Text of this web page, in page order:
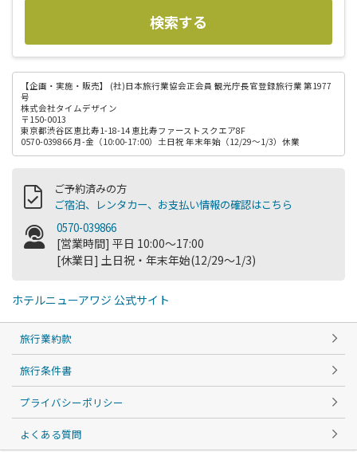
検索する
【企画・実施・販売】
(社)日本旅行業協会正会員 観光庁長官登録旅行業 第1977
号
株式会社タイムデザイン
〒150-0013
東京都渋谷区恵比寿1-18-14 恵比寿ファーストスクエア8F
0570-039866 月-金（10:00-17:00）土日祝 年末年始（12/29～1/3）休業
ご予約済みの方
ご宿泊、レンタカー、お支払い情報の確認はこちら
0570-039866
[営業時間] 平日 10:00～17:00
[休業日] 土日祝・年末年始(12/29～1/3)
ホテルニューアワジ 公式サイト
旅行業約款
旅行条件書
プライバシーポリシー
よくある質問